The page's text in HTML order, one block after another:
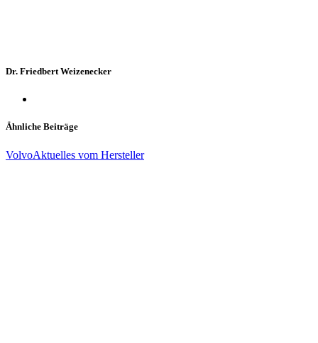
Dr. Friedbert Weizenecker
Ähnliche Beiträge
VolvoAktuelles vom Hersteller